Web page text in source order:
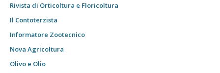
Rivista di Orticoltura e Floricoltura
Il Contoterzista
Informatore Zootecnico
Nova Agricoltura
Olivo e Olio